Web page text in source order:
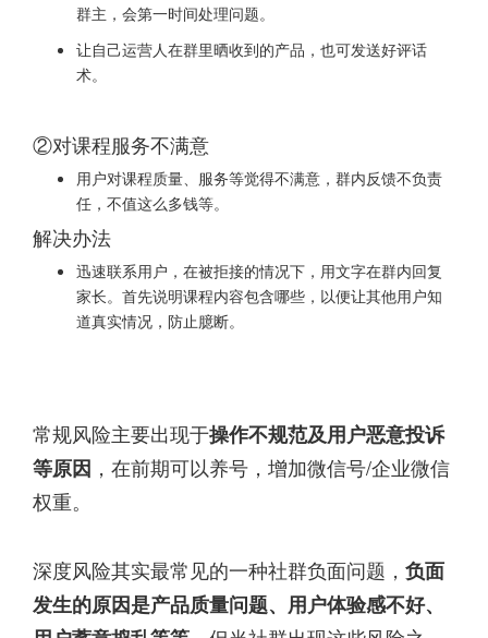
群主，会第一时间处理问题。
让自己运营人在群里晒收到的产品，也可发送好评话
术。
②对课程服务不满意
用户对课程质量、服务等觉得不满意，群内反馈不负责
任，不值这么多钱等。
解决办法
迅速联系用户，在被拒接的情况下，用文字在群内回复
家长。首先说明课程内容包含哪些，以便让其他用户知
道真实情况，防止臆断。
常规风险主要出现于操作不规范及用户恶意投诉
等原因 ，在前期可以养号，增加微信号/企业微信
权重。
深度风险其实最常见的一种社群负面问题， 负面
发生的原因是产品质量问题、用户体验感不好、